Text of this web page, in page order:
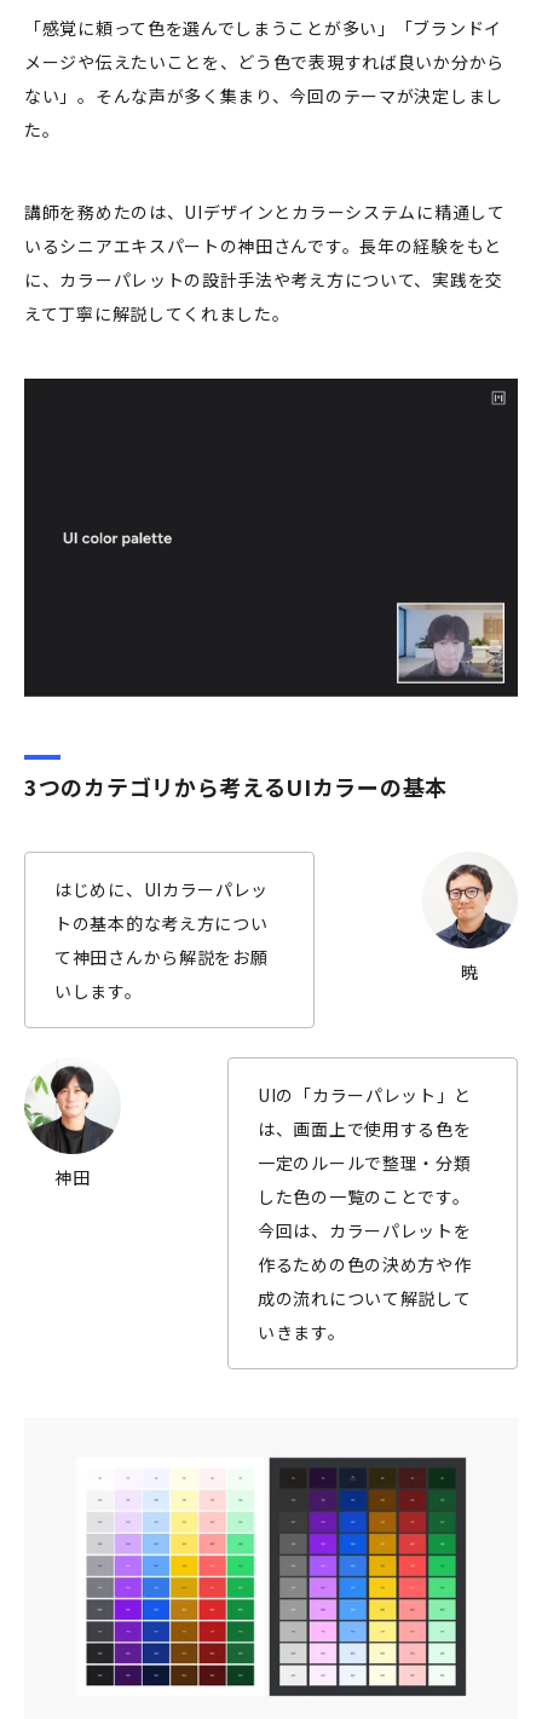
「感覚に頼って色を選んでしまうことが多い」「ブランドイ
メージや伝えたいことを、どう色で表現すれば良いか分から
ない」。そんな声が多く集まり、今回のテーマが決定しまし
た。
講師を務めたのは、UIデザインとカラーシステムに精通して
いるシニアエキスパートの神田さんです。長年の経験をもと
に、カラーパレットの設計手法や考え方について、実践を交
えて丁寧に解説してくれました。
3つのカテゴリから考えるUIカラーの基本
暁
はじめに、UIカラーパレッ
トの基本的な考え方につい
て神田さんから解説をお願
いします。
神田
UIの「カラーパレット」と
は、画面上で使用する色を
一定のルールで整理・分類
した色の一覧のことです。
今回は、カラーパレットを
作るための色の決め方や作
成の流れについて解説して
いきます。